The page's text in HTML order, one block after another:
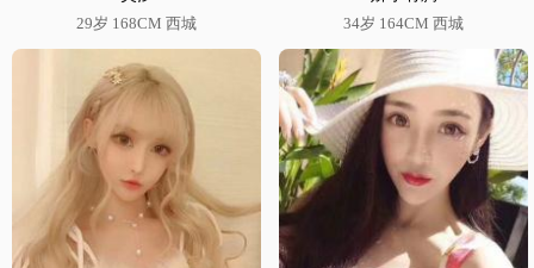
29岁 168CM 西城
34岁 164CM 西城